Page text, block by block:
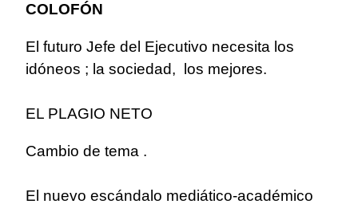
COLOFÓN
El futuro Jefe del Ejecutivo necesita los
idóneos ; la sociedad, los mejores.
EL PLAGIO NETO
Cambio de tema .
El nuevo escándalo mediático-académico